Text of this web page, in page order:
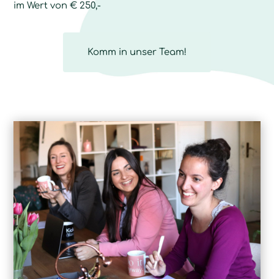
im Wert von € 250,-
Komm in unser Team!